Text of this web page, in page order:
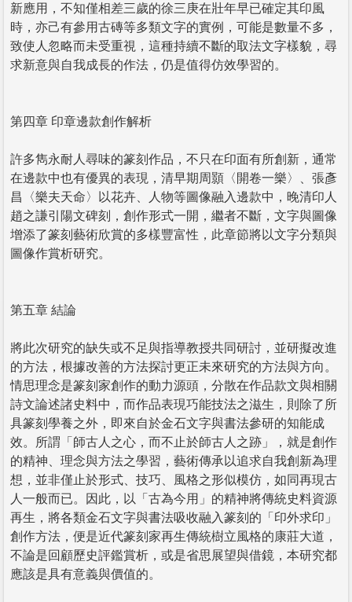
新應用，不知僅相差三歲的徐三庚在壯年早已確定其印風
時，亦己有參用古磚等多類文字的實例，可能是數量不多，
致使人忽略而未受重視，這種持續不斷的取法文字樣貌，尋
求新意與自我成長的作法，仍是值得仿效學習的。
第四章 印章邊款創作解析
許多雋永耐人尋味的篆刻作品，不只在印面有所創新，通常
在邊款中也有優異的表現，清早期周顥〈開卷一樂〉、張彥
昌〈樂夫天命〉以花卉、人物等圖像融入邊款中，晚清印人
趙之謙引陽文碑刻，創作形式一開，繼者不斷，文字與圖像
增添了篆刻藝術欣賞的多樣豐富性，此章節將以文字分類與
圖像作賞析研究。
第五章 結論
將此次研究的缺失或不足與指導教授共同研討，並研擬改進
的方法，根據改善的方法探討更正未來研究的方法與方向。
情思理念是篆刻家創作的動力源頭，分散在作品款文與相關
詩文論述諸史料中，而作品表現巧能技法之滋生，則除了所
具篆刻學養之外，即來自於金石文字與書法參研的知能成
效。所謂「師古人之心，而不止於師古人之跡」，就是創作
的精神、理念與方法之學習，藝術傳承以追求自我創新為理
想，並非僅止於形式、技巧、風格之形似模仿，如同再現古
人一般而已。因此，以「古為今用」的精神將傳統史料資源
再生，將各類金石文字與書法吸收融入篆刻的「印外求印」
創作方法，便是近代篆刻家再生傳統樹立風格的康莊大道，
不論是回顧歷史評鑑賞析，或是省思展望與借鏡，本研究都
應該是具有意義與價值的。